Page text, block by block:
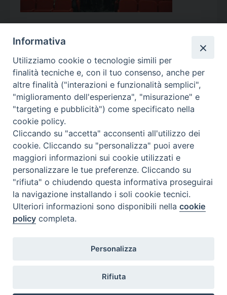
Calendario Appuntamenti
<< Ago 2026 >>
l m m g v s
d
27
28
3
4 5 6 7 8
9
10
11 12 13 14 15
17
18 19 21
24 25 26 27 28 29 30
31 1
Informativa
Utilizziamo cookie o tecnologie simili per
finalità tecniche e, con il tuo consenso, anche per
altre finalità ("interazioni e funzionalità semplici",
"miglioramento dell'esperienza", "misurazione" e
"targeting e pubblicità") come specificato nella
cookie policy.
Cliccando su "accetta" acconsenti all'utilizzo dei
cookie. Cliccando su "personalizza" puoi avere
maggiori informazioni sui cookie utilizzati e
personalizzare le tue preferenze. Cliccando su
"rifiuta" o chiudendo questa informativa proseguirai
la navigazione installando i soli cookie tecnici.
Ulteriori informazioni sono disponibili nellacookie
policy completa.
Personalizza
Rifiuta